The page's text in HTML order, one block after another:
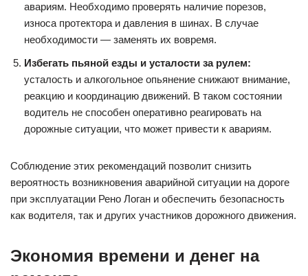
авариям. Необходимо проверять наличие порезов,
износа протектора и давления в шинах. В случае
необходимости — заменять их вовремя.
Избегать пьяной езды и усталости за рулем:
усталость и алкогольное опьянение снижают внимание,
реакцию и координацию движений. В таком состоянии
водитель не способен оперативно реагировать на
дорожные ситуации, что может привести к авариям.
Соблюдение этих рекомендаций позволит снизить
вероятность возникновения аварийной ситуации на дороге
при эксплуатации Рено Логан и обеспечить безопасность
как водителя, так и других участников дорожного движения.
Экономия времени и денег на